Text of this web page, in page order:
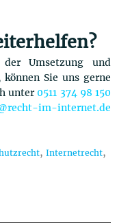
Umsetzung und
Sie uns gerne
unter0511 374 98 150
im-internet.de
, Internetrecht,